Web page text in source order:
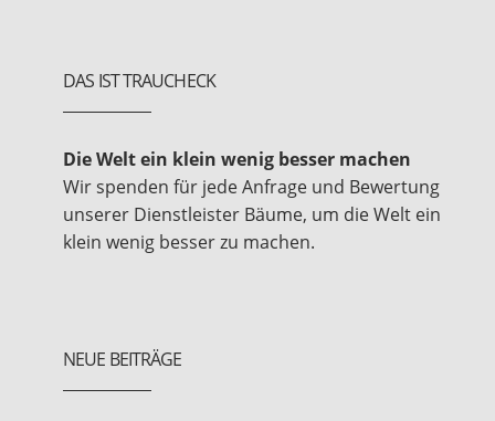
DAS IST TRAUCHECK
Die Welt ein klein wenig besser machen
Wir spenden für jede Anfrage und Bewertung
unserer Dienstleister Bäume, um die Welt ein
klein wenig besser zu machen.
NEUE BEITRÄGE